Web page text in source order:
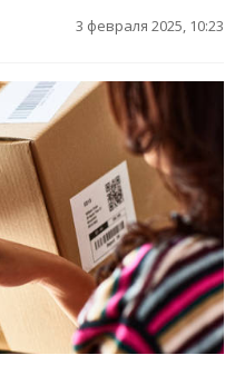
3 февраля 2025, 10:23